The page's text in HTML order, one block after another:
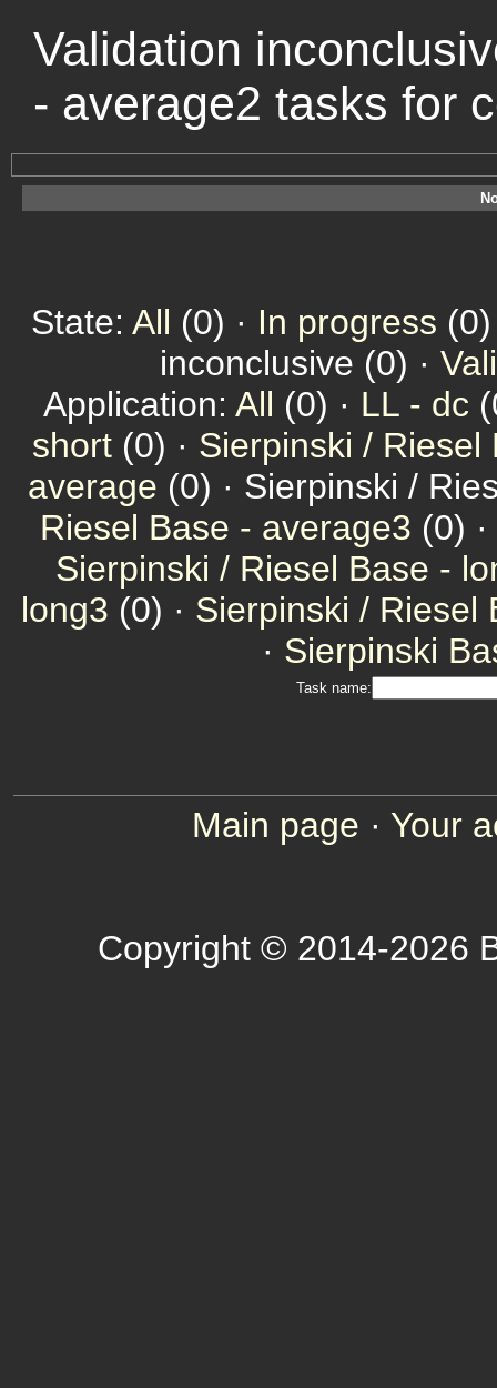
Validation
- average2 tasks for
State: All (0) · In progress
inconclusive (0) ·
Application: All (0) · LL - dc
short (0) · Sierpinski / Riesel
average (0) · Sierpinski /
Riesel Base - average3 (0) ·
Sierpinski / Riesel Base -
long3 (0) · Sierpinski / Riesel
· Sierpinski
Task name:
Main page · Your
Copyright © 2014-2026